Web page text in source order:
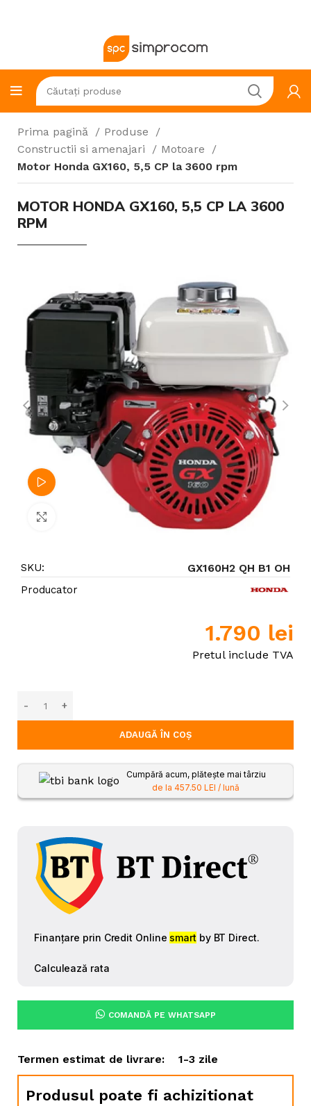
Prima pagină
Produse
Constructii si amenajari
Motoare
Motor Honda GX160, 5,5 CP la 3600 rpm
MOTOR HONDA GX160, 5,5 CP LA 3600
RPM
Watch video
SKU: GX160H2 QH B1 OH
Producator
1.790 lei
Pretul include TVA
ADAUGĂ ÎN COȘ
Cumpără acum, plătește mai târziu
de la 457.50 LEI / lună
COMANDĂ PE WHATSAPP
Termen estimat de livrare: 1-3 zile
Produsul poate fi achizitionat